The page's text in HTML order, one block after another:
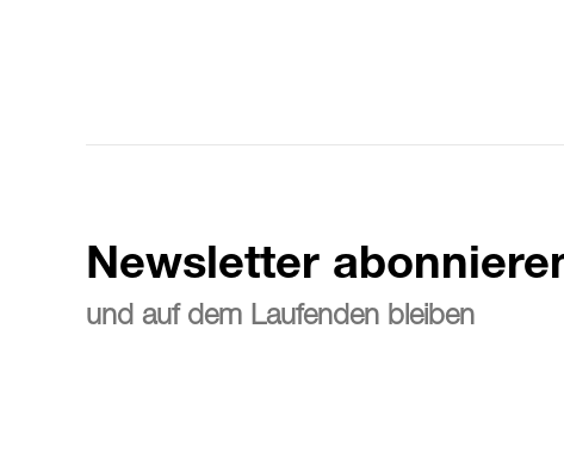
Newsletter
und auf dem Laufenden bleiben